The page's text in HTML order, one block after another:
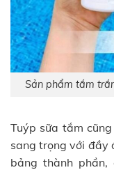
Sản phẩm tắm
Tuýp sữa tắm
sang trọng với đầy
bảng thành phần,